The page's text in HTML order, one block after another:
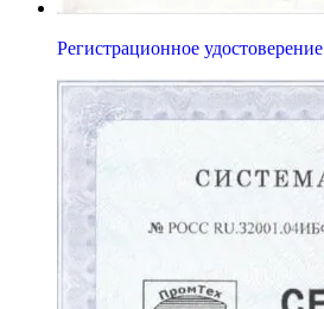
Регистрационное удостоверение